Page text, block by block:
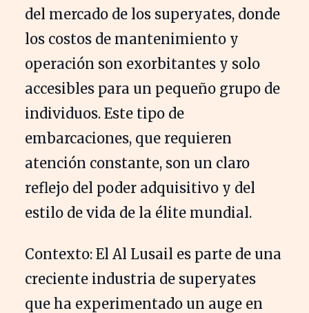
del mercado de los superyates, donde
los costos de mantenimiento y
operación son exorbitantes y solo
accesibles para un pequeño grupo de
individuos. Este tipo de
embarcaciones, que requieren
atención constante, son un claro
reflejo del poder adquisitivo y del
estilo de vida de la élite mundial.
Contexto: El Al Lusail es parte de una
creciente industria de superyates
que ha experimentado un auge en